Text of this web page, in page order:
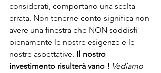
considerati, comportano una scelta
errata. Non tenerne conto significa non
avere una finestra che NON soddisfi
pienamente le nostre esigenze e le
nostre aspettative. Il nostro
investimento risulterà vano ! Vediamo